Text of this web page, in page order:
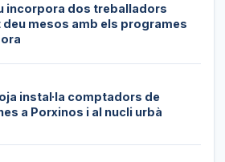
incorpora dos treballadors
mesos amb els programes
instal·la comptadors de
a Porxinos i al nucli urbà